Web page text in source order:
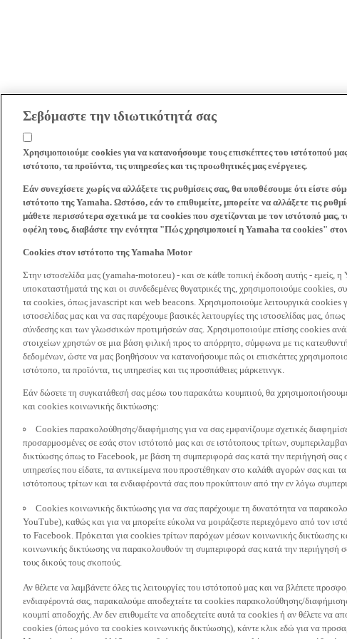
Σεβόμαστε την ιδιωτικότητά σας
Χρησιμοποιούμε cookies για να κατανοήσουμε τους επισκέπτες του ιστότοπού
ιστότοπο, τα προϊόντα, τις υπηρεσίες και τις προωθητικές μας ενέργειες.
Εάν συνεχίσετε χωρίς να αλλάξετε τις ρυθμίσεις σας, θα υποθέσουμε ότι είστε
ιστότοπο της Yamaha. Ωστόσο, εάν το επιθυμείτε, μπορείτε να αλλάξετε τις
μάθετε περισσότερα σχετικά με τα cookies που σχετίζονται με τον ιστότοπό μας,
οφέλη τους, διαβάστε την ενότητα "Πώς χρησιμοποιεί η Yamaha τα cookies"
Cookies στον ιστότοπο της Yamaha Motor
Στην ιστοσελίδα μας (yamaha-motor.eu) - και σε κάθε τοπική έκδοση αυτής - εμείς,
υποκαταστήματά της και οι συνδεδεμένες θυγατρικές της, χρησιμοποιούμε cookies,
τα cookies, όπως javascript και web beacons. Χρησιμοποιούμε λειτουργικά cookies
ιστοσελίδας μας και να σας παρέχουμε βασικές λειτουργίες της ιστοσελίδας μας,
σύνδεσης και των γλωσσικών προτιμήσεών σας. Χρησιμοποιούμε επίσης cookies
στοιχείων χρηστών σε μια βάση φιλική προς το απόρρητο, σύμφωνα με τις
δεδομένων, ώστε να μας βοηθήσουν να κατανοήσουμε πώς οι επισκέπτες
ιστότοπο, τα προϊόντα, τις υπηρεσίες και τις προσπάθειες μάρκετινγκ.
Εάν δώσετε τη συγκατάθεσή σας μέσω του παρακάτω κουμπιού, θα
και cookies κοινωνικής δικτύωσης:
Cookies παρακολούθησης/διαφήμισης για να σας εμφανίζουμε σχετικές
προσαρμοσμένες σε εσάς στον ιστότοπό μας και σε ιστότοπους τρίτων,
δικτύωσης όπως το Facebook, με βάση τη συμπεριφορά σας κατά την περιήγησή σας
υπηρεσίες που είδατε, τα αντικείμενα που προστέθηκαν στο καλάθι αγορών σας και
ιστότοπους τρίτων και τα ενδιαφέροντά σας που προκύπτουν από την εν λόγω
Cookies κοινωνικής δικτύωσης για να σας παρέχουμε τη δυνατότητα να
YouTube), καθώς και για να μπορείτε εύκολα να μοιράζεστε περιεχόμενο από τον
το Facebook. Πρόκειται για cookies τρίτων παρόχων μέσων κοινωνικής δικτύωσης
κοινωνικής δικτύωσης να παρακολουθούν τη συμπεριφορά σας κατά την περιήγησή
τους δικούς τους σκοπούς.
Αν θέλετε να λαμβάνετε όλες τις λειτουργίες του ιστότοπού μας και να βλέπετε
ενδιαφέροντά σας, παρακαλούμε αποδεχτείτε τα cookies παρακολούθησης/
κουμπί αποδοχής. Αν δεν επιθυμείτε να αποδεχτείτε αυτά τα cookies ή αν θέλετε να
cookies (όπως μόνο τα cookies κοινωνικής δικτύωσης), κάντε κλικ εδώ για να